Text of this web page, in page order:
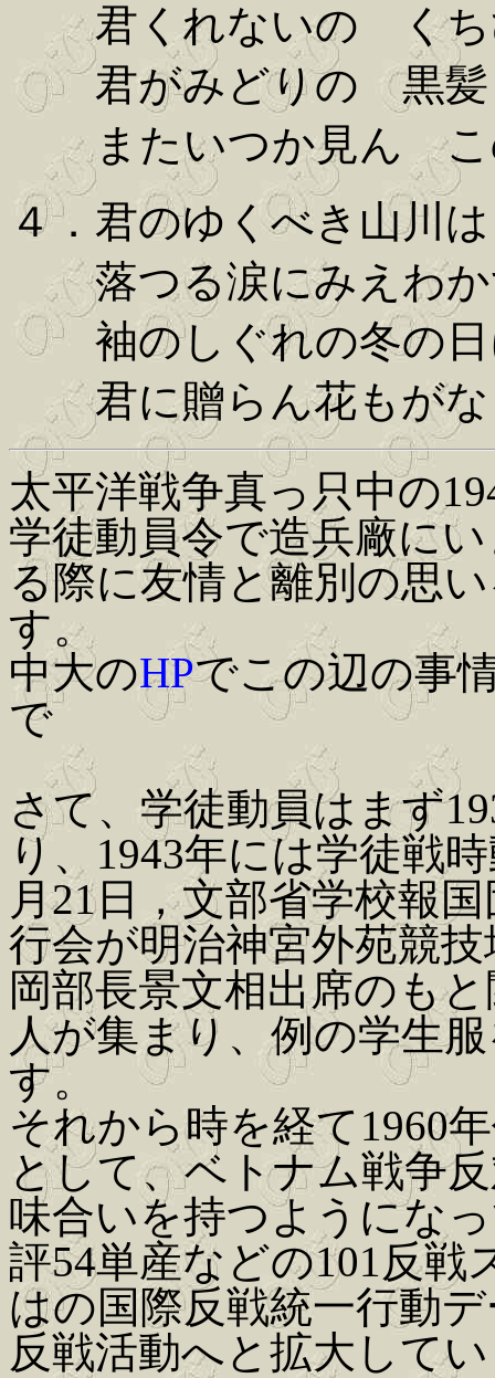
君くれないの くち
君がみどりの 黒髪
またいつか見ん こ
４．君のゆくべき山川は
落つる涙にみえわか
袖のしぐれの冬の日
君に贈らん花もがな
太平洋戦争真っ只中の
学徒動員令で造兵廠に
る際に友情と離別の思
す。
中大のHPでこの辺の事
で
さて、学徒動員はまず
り、1943年には学徒戦
月21日，文部省学校報
行会が明治神宮外苑競
岡部長景文相出席のも
人が集まり、例の学生
す。
それから時を経て1960
として、ベトナム戦争
味合いを持つようにな
評54単産などの101反戦
はの国際反戦統一行動
反戦活動へと拡大して